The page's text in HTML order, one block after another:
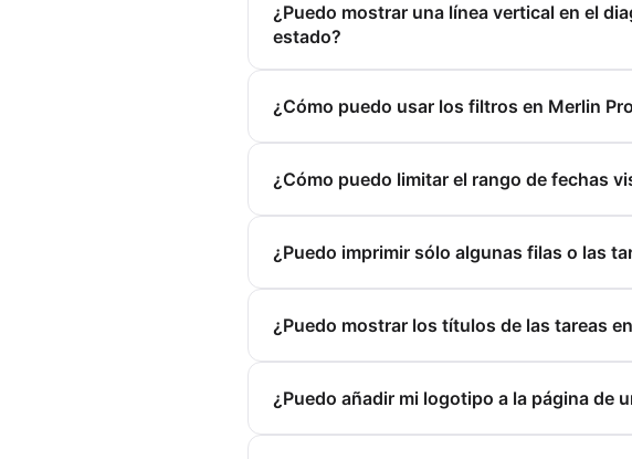
¿Puedo mostrar una línea vertical en el
estado?
¿Cómo puedo usar los filtros en Merlin
¿Cómo puedo limitar el rango de fechas
¿Puedo imprimir sólo algunas filas o las
¿Puedo mostrar los títulos de las tareas
¿Puedo añadir mi logotipo a la página de